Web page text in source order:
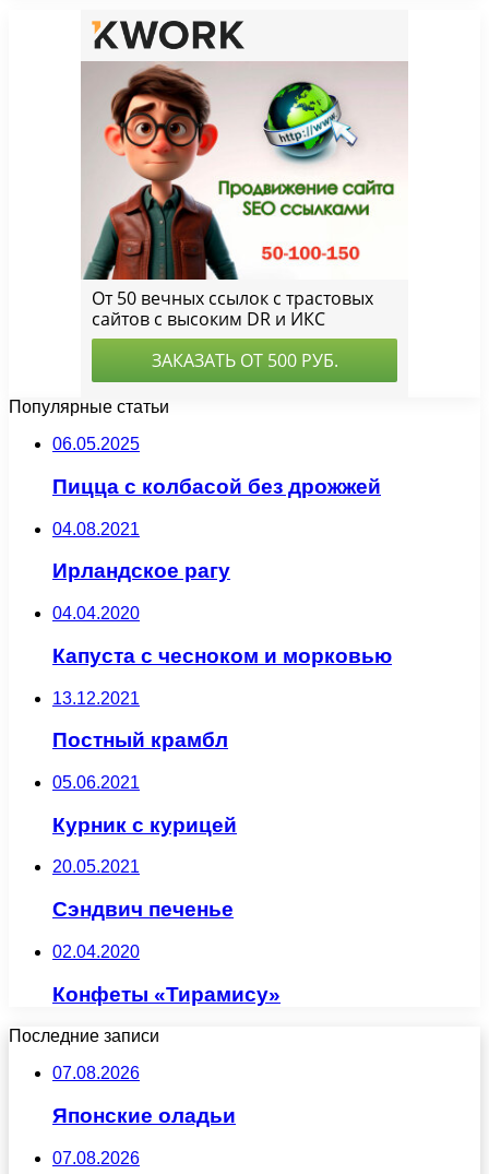
Популярные статьи
06.05.2025
Пицца с колбасой без дрожжей
04.08.2021
Ирландское рагу
04.04.2020
Капуста с чесноком и морковью
13.12.2021
Постный крамбл
05.06.2021
Курник с курицей
20.05.2021
Сэндвич печенье
02.04.2020
Конфеты «Тирамису»
Последние записи
07.08.2026
Японские оладьи
07.08.2026